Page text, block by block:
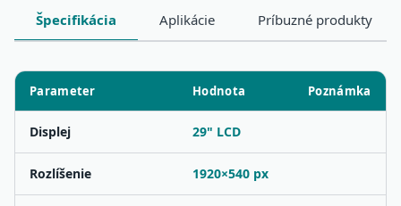
Špecifikácia Aplikácie Príbuzné produkty
Parameter Hodnota Poznámka
Displej 29" LCD
Rozlíšenie 1920×540 px